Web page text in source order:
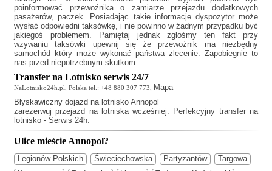
poinformować przewoźnika o zamiarze przejazdu dodatkowych
pasażerów, paczek. Posiadając takie informacje dyspozytor może
wysłać odpowiedni taksówkę, i nie powinno w żadnym przypadku być
jakiegoś problemem. Pamiętaj jednak zgłośmy ten fakt przy
wzywaniu taksówki upewnij się że przewoźnik ma niezbędny
samochód który może wykonać państwa zlecenie. Zapobiegnie to
nas przed niepotrzebnym skutkom.
Transfer na Lotnisko serwis 24/7
NaLotnisko24h.pl, Polska tel.: +48 880 307 773, Mapa
Błyskawiczny dojazd na lotnisko Annopol
zarezerwuj przejazd na lotniska wcześniej. Perfekcyjny transfer na
lotnisko - Serwis 24h.
Ulice mieście Annopol?
Legionów Polskich Świeciechowska Partyzantów
Targowa